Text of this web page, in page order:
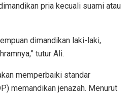
pria kecuali suami atau
dimandikan laki-laki,
tutur Ali.
memperbaiki standar
memandikan jenazah. Menurut